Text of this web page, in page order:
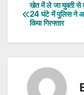
Post
खेत में ले जा युवती से
24 घंटे में पुलिस ने
किया गिरफ्तार